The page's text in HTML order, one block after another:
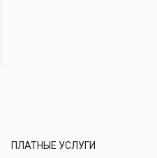
ПЛАТНЫЕ УСЛУГИ